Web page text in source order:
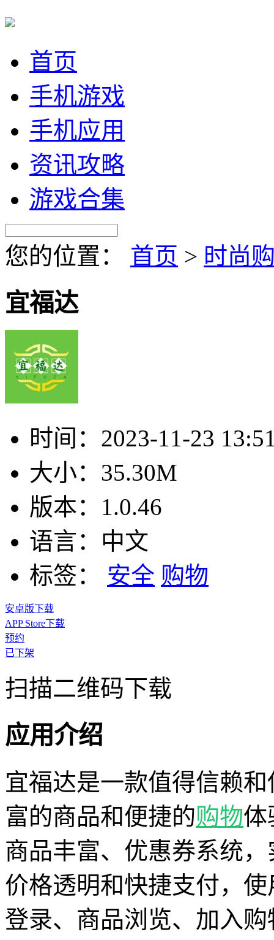
首页
手机游戏
手机应用
资讯攻略
游戏合集
您的位置： 首页 > 时尚
宜福达
时间： 2023-11-23
大小： 35.30M
版本： 1.0.46
语言： 中文
标签：
安全 购物
安卓版下载
APP Store下载
预约
已下架
扫描二维码下载
应用介绍
宜福达是一款值得信赖
富的商品和便捷的购物体
商品丰富、优惠券系统
价格透明和快捷支付，
登录、商品浏览、加入